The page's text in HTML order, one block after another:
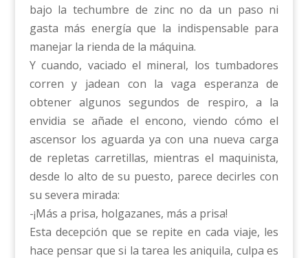
bajo la techumbre de zinc no da un paso ni
gasta más energía que la indispensable para
manejar la rienda de la máquina.
Y cuando, vaciado el mineral, los tumbadores
corren y jadean con la vaga esperanza de
obtener algunos segundos de respiro, a la
envidia se añade el encono, viendo cómo el
ascensor los aguarda ya con una nueva carga
de repletas carretillas, mientras el maquinista,
desde lo alto de su puesto, parece decirles con
su severa mirada:
-¡Más a prisa, holgazanes, más a prisa!
Esta decepción que se repite en cada viaje, les
hace pensar que si la tarea les aniquila, culpa es